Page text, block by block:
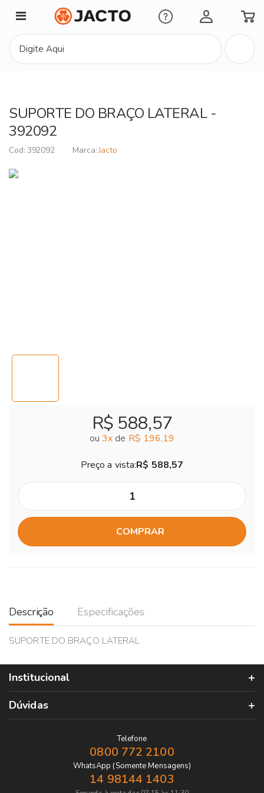
Minha Conta
SUPORTE DO BRAÇO LATERAL -
392092
392092 Jacto
R$ 588,57
ou 3x de R$ 196,19
Preço a vista:R$ 588,57
COMPRAR
Descrição Especificações
SUPORTE DO BRAÇO LATERAL
Institucional
Dúvidas
Telefone
0800 772 2100
WhatsApp (Somente Mensagens)
14 98144 1403